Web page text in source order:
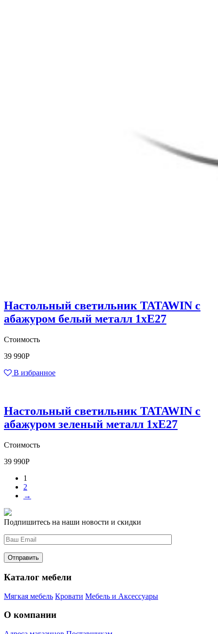
Настольный светильник TATAWIN с
абажуром белый металл 1xE27
Стоимость
39 990Р
В избранное
Настольный светильник TATAWIN с
абажуром зеленый металл 1xE27
Стоимость
39 990Р
1
2
→
Подпишитесь на наши новости и скидки
Каталог мебели
Мягкая мебель Кровати Мебель и Аксессуары
О компании